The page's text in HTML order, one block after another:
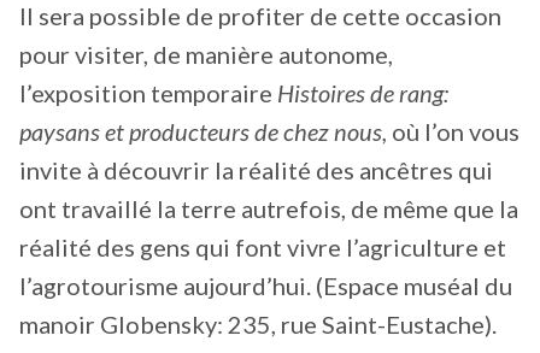
Il sera possible de profiter de cette occasion
pour visiter, de manière autonome,
l’exposition temporaire Histoires de rang:
paysans et producteurs de chez nous, où l’on vous
invite à découvrir la réalité des ancêtres qui
ont travaillé la terre autrefois, de même que la
réalité des gens qui font vivre l’agriculture et
l’agrotourisme aujourd’hui. (Espace muséal du
manoir Globensky: 235, rue Saint-Eustache).